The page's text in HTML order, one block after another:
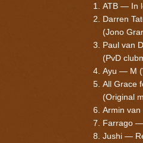
ATB — In
Darren
(Jono
Paul van
(PvD
Ayu — M
All Grace
(Original
Armin
Farrago
Jushi —